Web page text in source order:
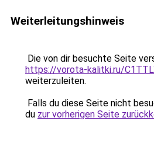
Weiterleitungshinweis
Die von dir besuchte Seite
https://vorota-kalitki.ru/
weiterzuleiten.
Falls du diese Seite nicht
du zur vorherigen Seite